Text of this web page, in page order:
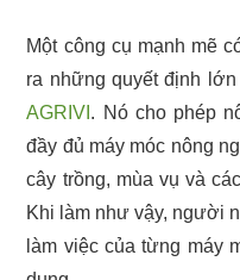
Một công cụ mạnh mẽ
ra những quyết định
AGRIVI . Nó cho phép
đầy đủ máy móc nông
cây trồng, mùa vụ và
Khi làm như vậy, người
làm việc của từng máy